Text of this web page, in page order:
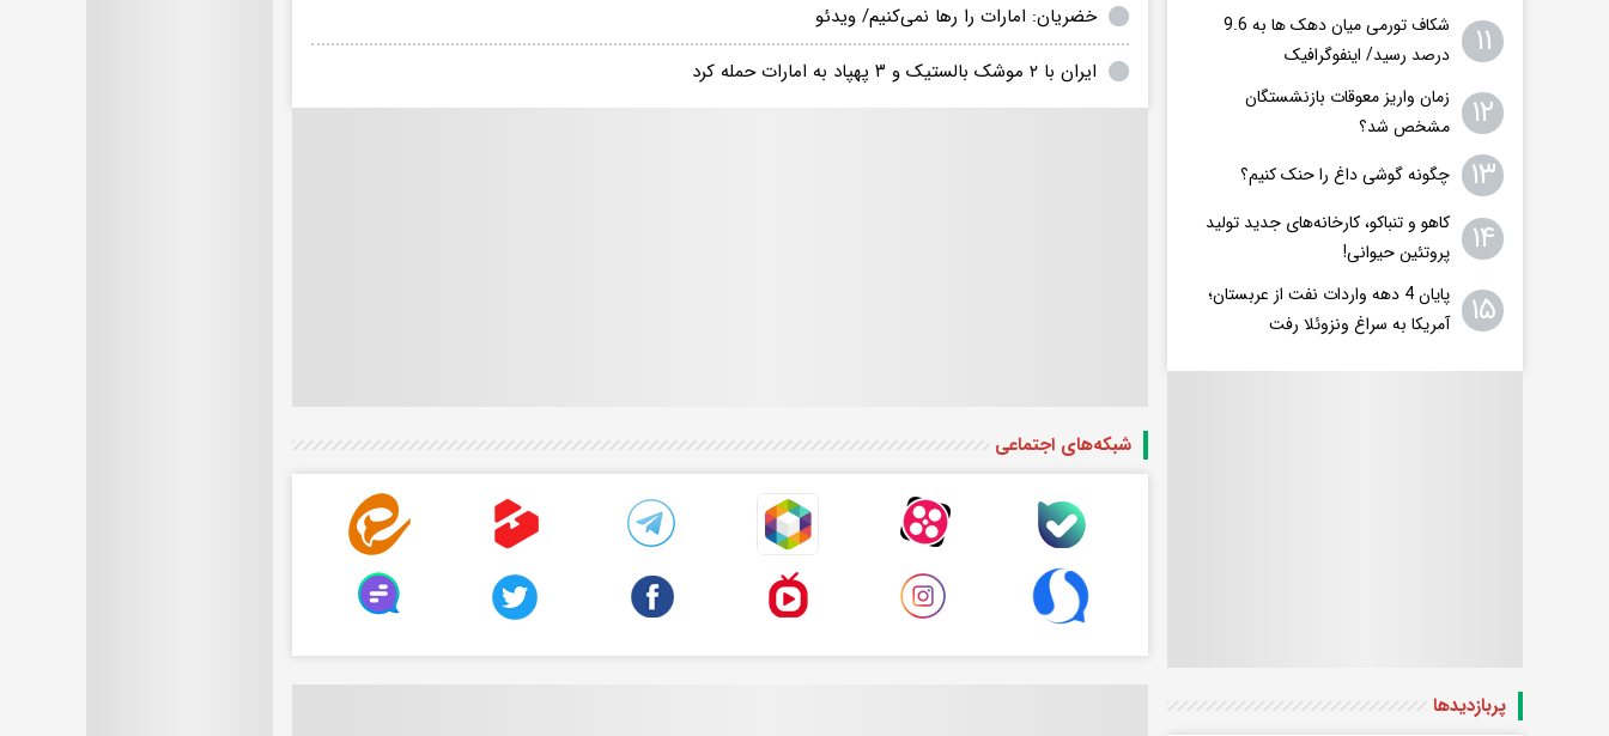
خضریان: امارات را رها نمی‌کنیم/ ویدئو
ایران با ۲ موشک بالستیک و ۳ پهپاد به امارات حمله کرد
شبکه‌های اجتماعی
۱۱
شکاف تورمی میان دهک ها به 9.6
درصد رسید/ اینفوگرافیک
۱۲
زمان واریز معوقات بازنشستگان
مشخص شد؟
۱۳ چگونه گوشی داغ را حنک کنیم؟
۱۴
کاهو و تنباکو، کارخانه‌های جدید تولید
پروتئین حیوانی!
۱۵
پایان 4 دهه واردات نفت از عربستان؛
آمریکا به سراغ ونزوئلا رفت
پربازدید‌ها